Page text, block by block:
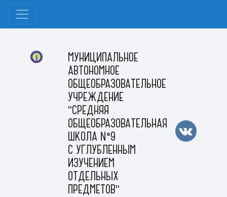
МУНИЦИПАЛЬНОЕ
АВТОНОМНОЕ
ОБЩЕОБРАЗОВАТЕЛЬНОЕ
УЧРЕЖДЕНИЕ
"СРЕДНЯЯ
ОБЩЕОБРАЗОВАТЕЛЬНАЯ
ШКОЛА №9
С УГЛУБЛЕННЫМ
ИЗУЧЕНИЕМ
ОТДЕЛЬНЫХ
ПРЕДМЕТОВ"